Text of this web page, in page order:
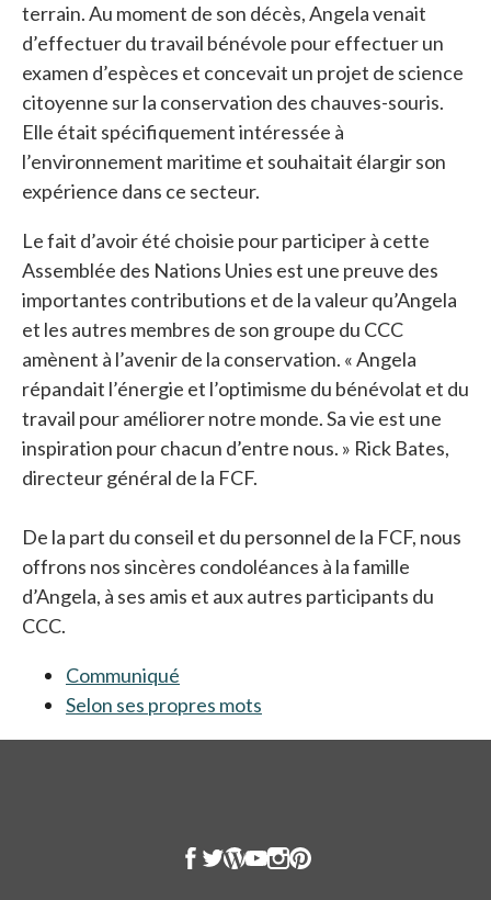
terrain. Au moment de son décès, Angela venait
d’effectuer du travail bénévole pour effectuer un
examen d’espèces et concevait un projet de science
citoyenne sur la conservation des chauves-souris.
Elle était spécifiquement intéressée à
l’environnement maritime et souhaitait élargir son
expérience dans ce secteur.
Le fait d’avoir été choisie pour participer à cette
Assemblée des Nations Unies est une preuve des
importantes contributions et de la valeur qu’Angela
et les autres membres de son groupe du CCC
amènent à l’avenir de la conservation. « Angela
répandait l’énergie et l’optimisme du bénévolat et du
travail pour améliorer notre monde. Sa vie est une
inspiration pour chacun d’entre nous. » Rick Bates,
directeur général de la FCF.
De la part du conseil et du personnel de la FCF, nous
offrons nos sincères condoléances à la famille
d’Angela, à ses amis et aux autres participants du
CCC.
Communiqué
Selon ses propres mots